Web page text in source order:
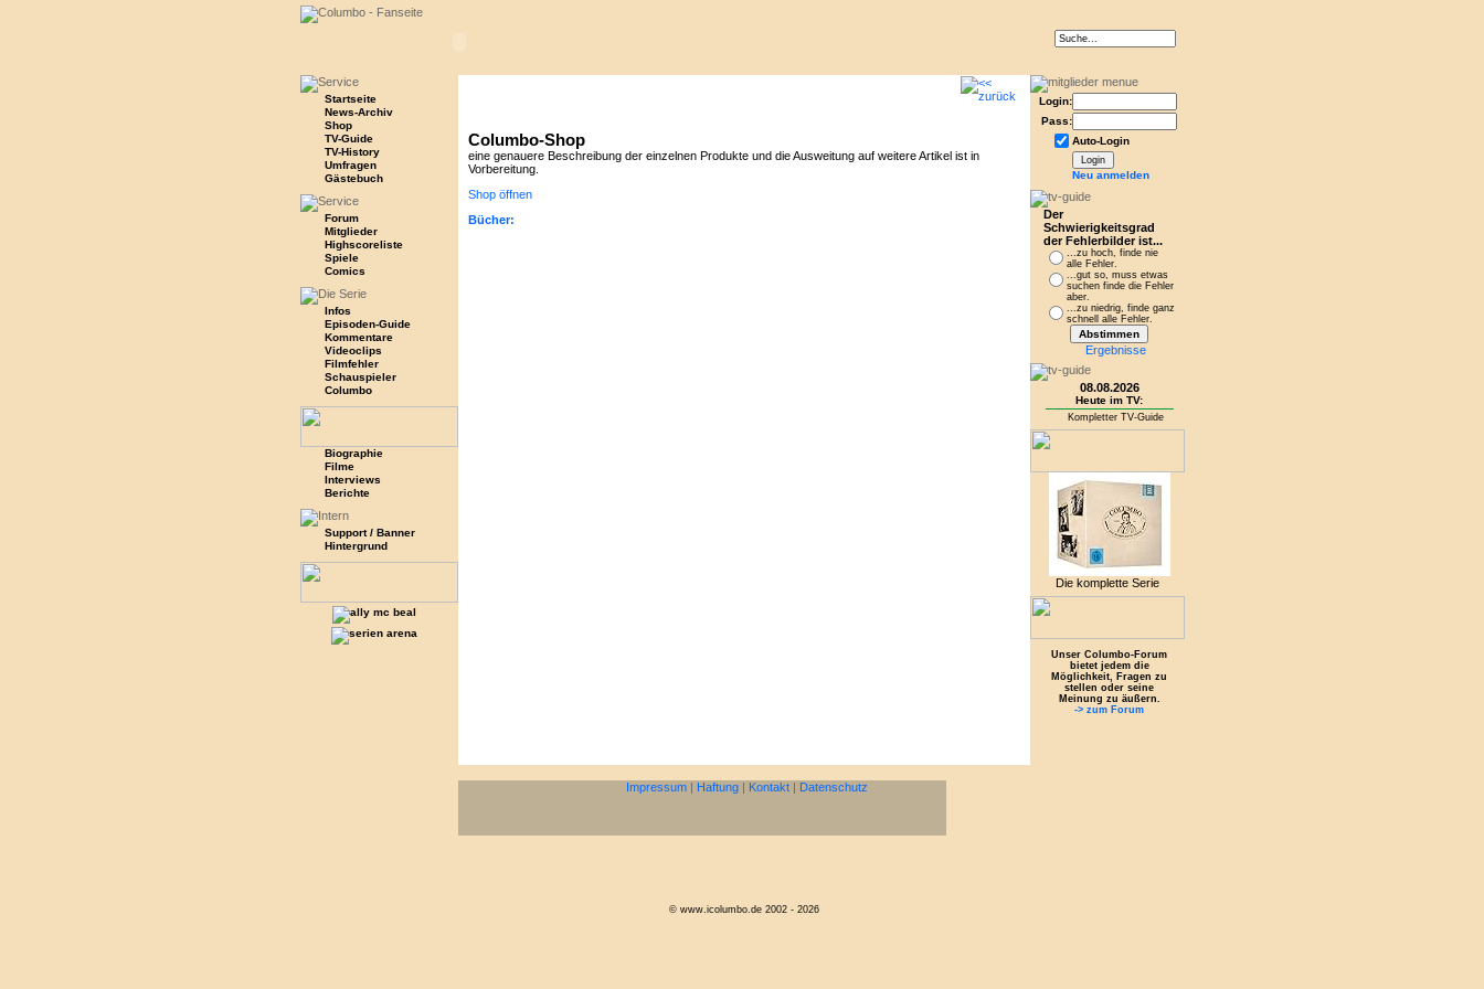
Startseite
News-Archiv
Shop
TV-Guide
TV-History
Umfragen
Gästebuch
Forum
Mitglieder
Highscoreliste
Spiele
Comics
Infos
Episoden-Guide
Kommentare
Videoclips
Filmfehler
Schauspieler
Columbo
Biographie
Filme
Interviews
Berichte
Support / Banner
Hintergrund
Login:
Pass:
Auto-Login
Neu anmelden
Der
Schwierigkeitsgrad
der Fehlerbilder ist...
...zu hoch, finde nie
alle Fehler.
...gut so, muss etwas
suchen finde die Fehler
aber.
...zu niedrig, finde ganz
schnell alle Fehler.
Ergebnisse
08.08.2026
Heute im TV:
Kompletter TV-Guide
Die komplette Serie
Unser Columbo-Forum
bietet jedem die
Möglichkeit, Fragen zu
stellen oder seine
Meinung zu äußern.
-> zum Forum
Columbo-Shop
eine genauere Beschreibung der einzelnen Produkte und die Ausweitung auf weitere Artikel ist in
Vorbereitung.
Shop öffnen
Bücher:
Impressum | Haftung | Kontakt | Datenschutz
© www.icolumbo.de 2002 - 2026